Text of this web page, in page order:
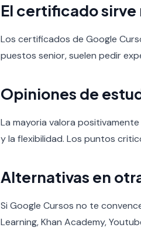
El certificado
Los certificados de Google
puestos senior, suelen pedir
Opiniones de
La mayoria valora
y la flexibilidad. Los puntos
Alternativas en
Si Google Cursos no te
Learning, Khan Academy,